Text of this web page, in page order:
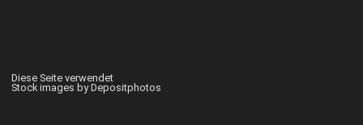
Diese Seite verwendet
Stock images by Depositphotos